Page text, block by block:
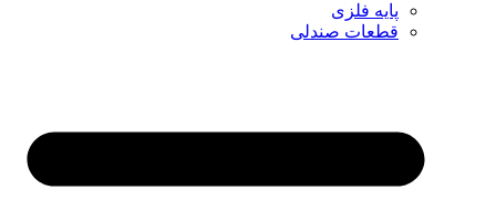
پایه فلزی
قطعات صندلی